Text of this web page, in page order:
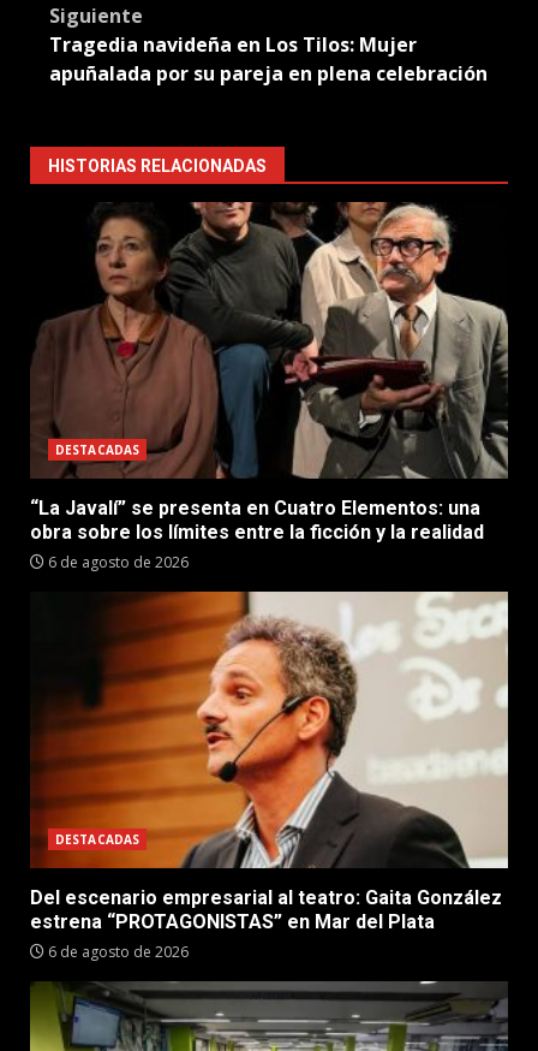
Siguiente
Tragedia navideña en Los Tilos: Mujer
apuñalada por su pareja en plena celebración
HISTORIAS RELACIONADAS
DESTACADAS
“La Javalí” se presenta en Cuatro Elementos: una
obra sobre los límites entre la ficción y la realidad
6 de agosto de 2026
DESTACADAS
Del escenario empresarial al teatro: Gaita González
estrena “PROTAGONISTAS” en Mar del Plata
6 de agosto de 2026